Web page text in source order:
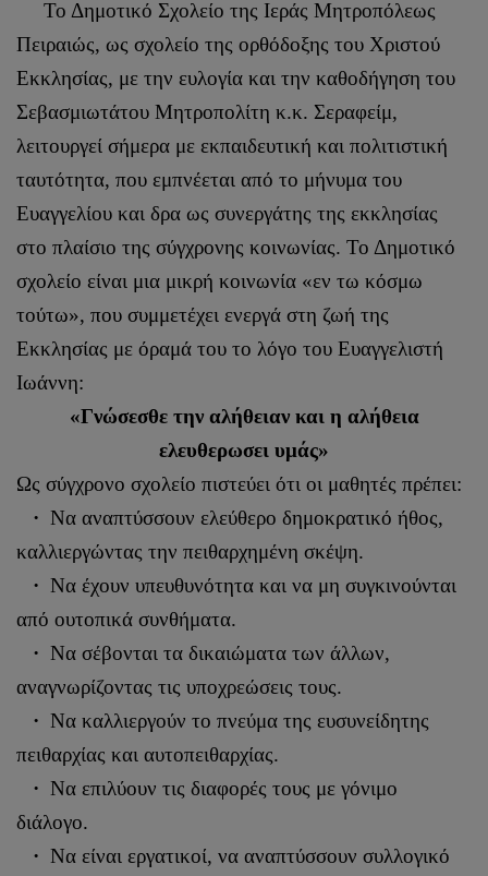
Το Δημοτικό Σχολείο της Ιεράς Μητροπόλεως
Πειραιώς, ως σχολείο της ορθόδοξης του Χριστού
Εκκλησίας, με την ευλογία και την καθοδήγηση του
Σεβασμιωτάτου Μητροπολίτη κ.κ. Σεραφείμ,
λειτουργεί σήμερα με εκπαιδευτική και πολιτιστική
ταυτότητα, που εμπνέεται από το μήνυμα του
Ευαγγελίου και δρα ως συνεργάτης της εκκλησίας
στο πλαίσιο της σύγχρονης κοινωνίας. Το Δημοτικό
σχολείο είναι μια μικρή κοινωνία «εν τω κόσμω
τούτω», που συμμετέχει ενεργά στη ζωή της
Εκκλησίας με όραμά του το λόγο του Ευαγγελιστή
Ιωάννη:
«Γνώσεσθε την αλήθειαν και η αλήθεια
ελευθερωσει υμάς»
Ως σύγχρονο σχολείο πιστεύει ότι οι μαθητές πρέπει:
· Να αναπτύσσουν ελεύθερο δημοκρατικό ήθος,
καλλιεργώντας την πειθαρχημένη σκέψη.
· Να έχουν υπευθυνότητα και να μη συγκινούνται
από ουτοπικά συνθήματα.
· Να σέβονται τα δικαιώματα των άλλων,
αναγνωρίζοντας τις υποχρεώσεις τους.
· Να καλλιεργούν το πνεύμα της ευσυνείδητης
πειθαρχίας και αυτοπειθαρχίας.
· Να επιλύουν τις διαφορές τους με γόνιμο
διάλογο.
· Να είναι εργατικοί, να αναπτύσσουν συλλογικό